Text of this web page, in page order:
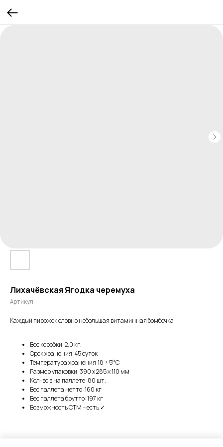
Лихачёвская Ягодка черемуха
Артикул:
Каждый пирожок словно небольшая витаминная бомбочка
Вес коробки: 2.0 кг.
Срок хранения: 45 суток
Температура хранения:18 ± 5°C
Размер упаковки: 390 х 285 х 110 мм
Кол-во в на паллете: 80 шт.
Вес паллета нетто: 160 кг
Вес паллета брутто: 197 кг
Возможность СТМ – есть ✓